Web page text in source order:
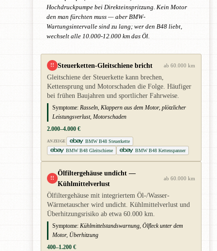
Hochdruckpumpe bei Direkteinspritzung. Kein Motor
den man fürchten muss — aber BMW-
Wartungsintervalle sind zu lang; wer den B48 liebt,
wechselt alle 10.000-12.000 km das Öl.
!! Steuerketten-Gleitschiene bricht ab 60.000 km
Gleitschiene der Steuerkette kann brechen,
Kettensprung und Motorschaden die Folge. Häufiger
bei frühen Baujahren und sportlicher Fahrweise.
Symptome: Rasseln, Klappern aus dem Motor, plötzlicher
Leistungsverlust, Motorschaden
2.000–4.000 €
ANZEIGE
BMW B48 Steuerkette
BMW B48 Gleitschiene
BMW B48 Kettenspanner
!!
Ölfiltergehäuse undicht —
Kühlmittelverlust
ab 60.000 km
Ölfiltergehäuse mit integriertem Öl-/Wasser-
Wärmetauscher wird undicht. Kühlmittelverlust und
Überhitzungsrisiko ab etwa 60.000 km.
Symptome: Kühlmittelstandswarnung, Ölfleck unter dem
Motor, Überhitzung
400–1.200 €